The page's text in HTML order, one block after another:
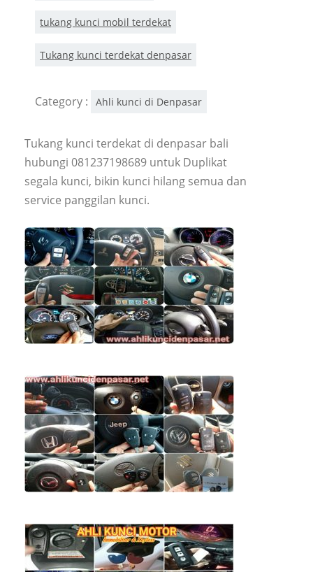
tukang kunci mobil terdekat
Tukang kunci terdekat denpasar
Category : Ahli kunci di Denpasar
Tukang kunci terdekat di denpasar bali
hubungi 081237198689 untuk Duplikat
segala kunci, bikin kunci hilang semua dan
service panggilan kunci.